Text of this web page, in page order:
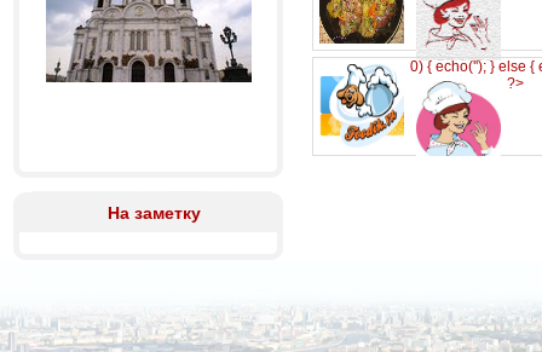
На заметку
0) { echo(''); } else {
?>